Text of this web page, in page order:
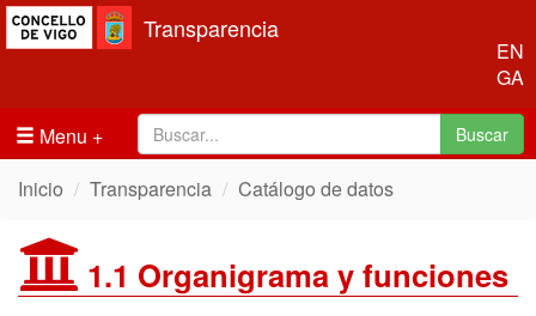
EN
GA
Transparencia
Menu Buscar
Inicio Transparencia Catálogo de datos
1.1 Organigrama y funciones